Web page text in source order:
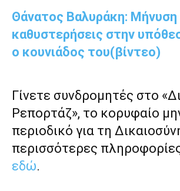
Θάνατος Βαλυράκη: Μήνυση
καθυστερήσεις στην
ο κουνιάδος του(βίντεο)
Γίνετε συνδρομητές στο
Ρεπορτάζ», το κορυφαίο
περιοδικό για τη
περισσότερες
εδώ.